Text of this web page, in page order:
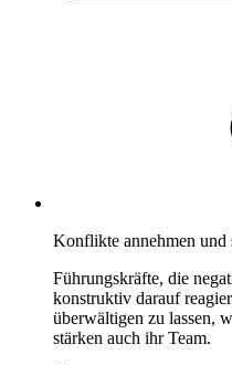
Konflikte annehmen und
Führungskräfte, die
konstruktiv darauf
überwältigen zu lassen,
stärken auch ihr Team.